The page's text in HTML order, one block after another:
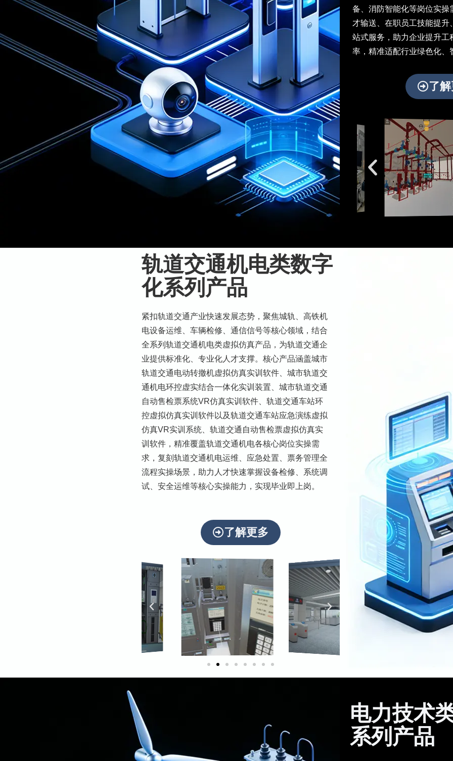
备、消防智能化等岗位实操
才输送、在职员工技能提升
站式服务，助力企业提升工
率，精准适配行业绿色化、
了
轨道交通机电类数字
化系列产品
紧扣轨道交通产业快速发展态势，聚焦城轨、高铁机
电设备运维、车辆检修、通信信号等核心领域，结合
全系列轨道交通机电类虚拟仿真产品，为轨道交通企
业提供标准化、专业化人才支撑。核心产品涵盖城市
轨道交通电动转撤机虚拟仿真实训软件、城市轨道交
通机电环控虚实结合一体化实训装置、城市轨道交通
自动售检票系统VR仿真实训软件、轨道交通车站环
控虚拟仿真实训软件以及轨道交通车站应急演练虚拟
仿真VR实训系统、轨道交通自动售检票虚拟仿真实
训软件，精准覆盖轨道交通机电各核心岗位实操需
求，复刻轨道交通机电运维、应急处置、票务管理全
流程实操场景，助力人才快速掌握设备检修、系统调
试、安全运维等核心实操能力，实现毕业即上岗。
了解更多
电力技术
系列产品